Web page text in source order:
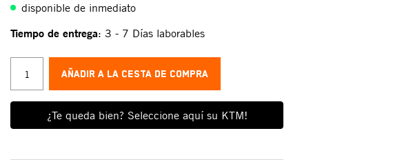
disponible de inmediato
Tiempo de entrega: 3 - 7 Días laborables
¿Te queda bien? Seleccione aquí su KTM!
AÑADIR A LA CESTA DE COMPRA